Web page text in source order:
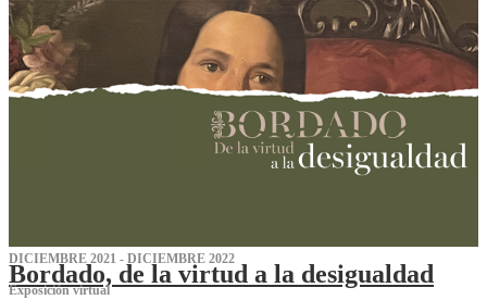
DICIEMBRE 2021 - DICIEMBRE 2022
Bordado, de la virtud a la desigualdad
Exposición virtual‌